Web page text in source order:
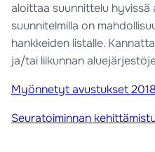
aloittaa suunnittelu hyvissä
suunnitelmilla on
hankkeiden listalle.
ja/tai liikunnan
Myönnetyt avustukset 2018
Seuratoiminnan